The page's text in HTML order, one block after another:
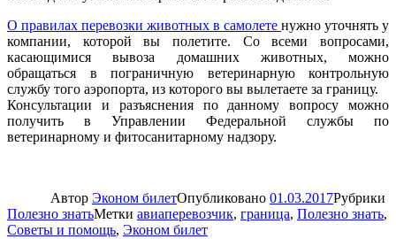
О правилах перевозки животных в самолете нужно уточнять у
компании, которой вы полетите. Со всеми вопросами,
касающимися вывоза домашних животных, можно
обращаться в пограничную ветеринарную контрольную
службу того аэропорта, из которого вы вылетаете за границу.
Консультации и разъяснения по данному вопросу можно
получить в Управлении Федеральной службы по
ветеринарному и фитосанитарному надзору.
Автор Эконом билетОпубликовано 01.03.2017Рубрики
Полезно знатьМетки авиаперевозчик, граница, Полезно знать,
Советы и помощь, Эконом билет